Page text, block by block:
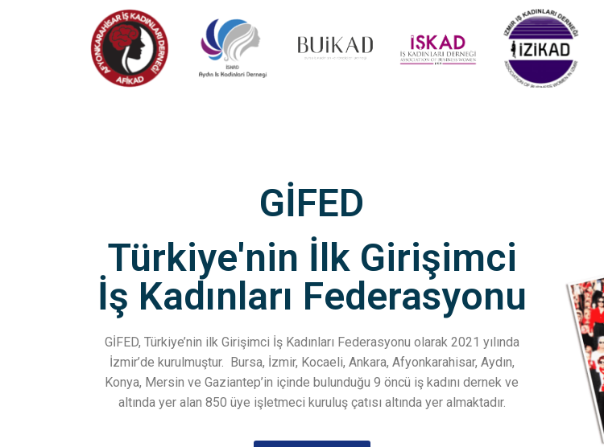
GİFED
Türkiye'nin İlk Girişimci
İş Kadınları Federasyonu
GİFED, Türkiye’nin ilk Girişimci İş Kadınları Federasyonu olarak 2021 yılında
İzmir’de kurulmuştur. Bursa, İzmir, Kocaeli, Ankara, Afyonkarahisar, Aydın,
Konya, Mersin ve Gaziantep’in içinde bulunduğu 9 öncü iş kadını dernek ve
altında yer alan 850 üye işletmeci kuruluş çatısı altında yer almaktadır.